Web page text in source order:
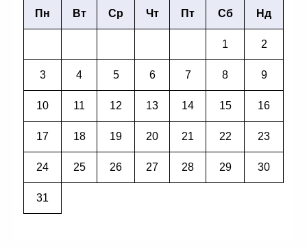
Пн Вт Ср Чт Пт Сб Нд
1 2
3 4 5 6 7 8 9
10 11 12 13 14 15 16
17 18 19 20 21 22 23
24 25 26 27 28 29 30
31